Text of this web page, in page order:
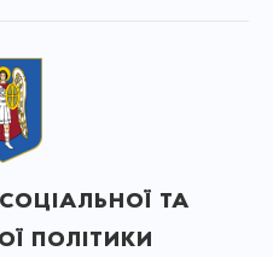
та
політики